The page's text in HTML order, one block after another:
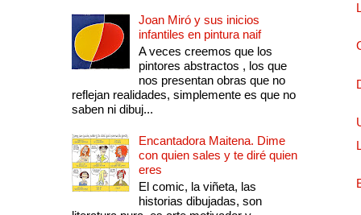
Joan Miró y sus inicios
infantiles en pintura naif
A veces creemos que los
pintores abstractos , los que
nos presentan obras que no
reflejan realidades, simplemente es que no
saben ni dibuj...
Encantadora Maitena. Dime
con quien sales y te diré quien
eres
El comic, la viñeta, las
historias dibujadas, son